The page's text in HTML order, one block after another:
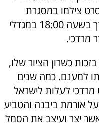
צילמו במסגרת
הטלוויזיה הקהילתית. הערב יערך בשעה 18:00 במגדלי
מרדכי.
כשרון הציור שלו,
למענם. כמה שנים
1948, החליט מרדכי לעלות לישראל
אורמת ביבנה והטביע
יצר ועיצב את הסמל